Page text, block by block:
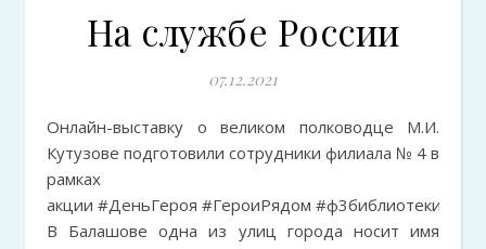
На службе России
07.12.2021
Онлайн-выставку о великом полководце М.И.
Кутузове подготовили сотрудники филиала № 4 в
рамках
акции #ДеньГероя #ГероиРядом
В Балашове одна из улиц города носит имя